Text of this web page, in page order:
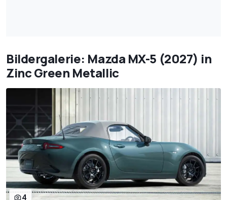
Bildergalerie: Mazda MX-5 (2027) in
Zinc Green Metallic
4